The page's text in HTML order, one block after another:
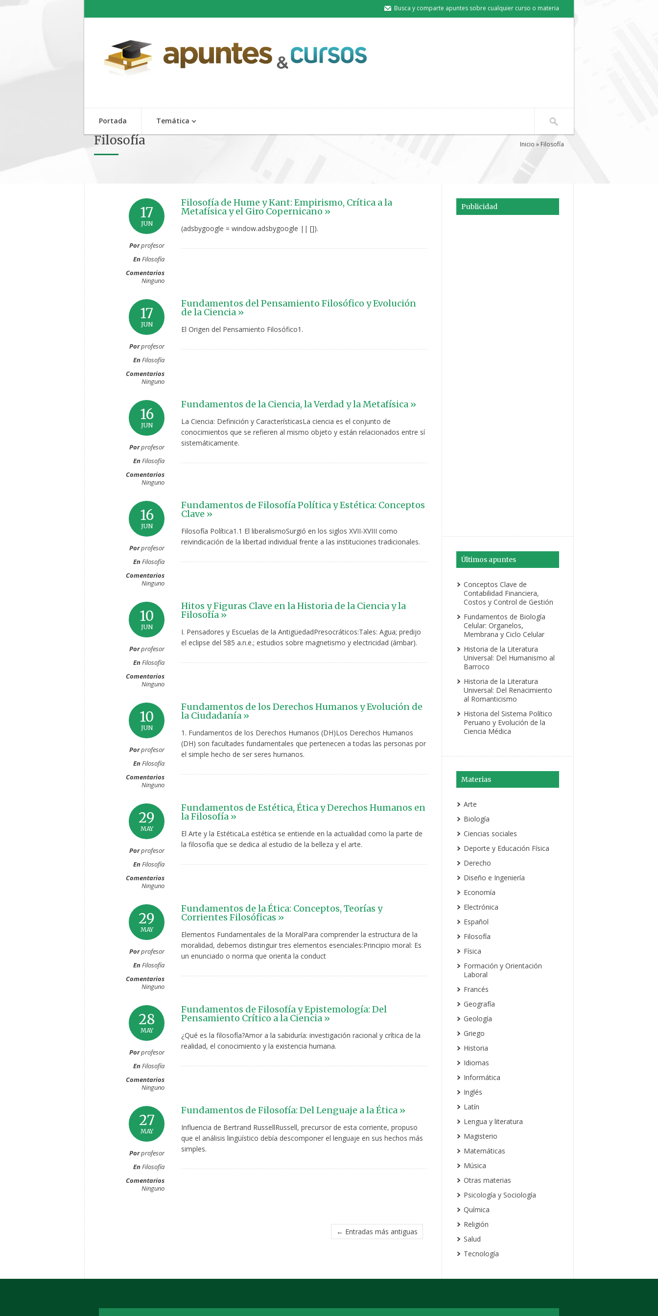
Busca y comparte apuntes sobre cualquier curso o materia
Portada Temática
Filosofía Inicio » Filosofía
17
JUN
Porprofesor
EnFilosofía
Comentarios
Ninguno
Filosofía de Hume y Kant: Empirismo, Crítica a la
Metafísica y el Giro Copernicano »
(adsbygoogle = window.adsbygoogle || []).
17
JUN
Porprofesor
EnFilosofía
Comentarios
Ninguno
Fundamentos del Pensamiento Filosófico y Evolución
de la Ciencia »
El Origen del Pensamiento Filosófico1.
16
JUN
Porprofesor
EnFilosofía
Comentarios
Ninguno
Fundamentos de la Ciencia, la Verdad y la Metafísica »
La Ciencia: Definición y CaracterísticasLa ciencia es el conjunto de
conocimientos que se refieren al mismo objeto y están relacionados entre sí
sistemáticamente.
16
JUN
Porprofesor
EnFilosofía
Comentarios
Ninguno
Fundamentos de Filosofía Política y Estética: Conceptos
Clave »
Filosofía Política1.1 El liberalismoSurgió en los siglos XVII-XVIII como
reivindicación de la libertad individual frente a las instituciones tradicionales.
10
JUN
Porprofesor
EnFilosofía
Comentarios
Ninguno
Hitos y Figuras Clave en la Historia de la Ciencia y la
Filosofía »
I. Pensadores y Escuelas de la AntigüedadPresocráticos:Tales: Agua; predijo
el eclipse del 585 a.n.e.; estudios sobre magnetismo y electricidad (ámbar).
10
JUN
Porprofesor
EnFilosofía
Comentarios
Ninguno
Fundamentos de los Derechos Humanos y Evolución de
la Ciudadanía »
1. Fundamentos de los Derechos Humanos (DH)Los Derechos Humanos
(DH) son facultades fundamentales que pertenecen a todas las personas por
el simple hecho de ser seres humanos.
29
MAY
Porprofesor
EnFilosofía
Comentarios
Ninguno
Fundamentos de Estética, Ética y Derechos Humanos en
la Filosofía »
El Arte y la EstéticaLa estética se entiende en la actualidad como la parte de
la filosofía que se dedica al estudio de la belleza y el arte.
29
MAY
Porprofesor
EnFilosofía
Comentarios
Ninguno
Fundamentos de la Ética: Conceptos, Teorías y
Corrientes Filosóficas »
Elementos Fundamentales de la MoralPara comprender la estructura de la
moralidad, debemos distinguir tres elementos esenciales:Principio moral: Es
un enunciado o norma que orienta la conduct
28
MAY
Porprofesor
EnFilosofía
Comentarios
Ninguno
Fundamentos de Filosofía y Epistemología: Del
Pensamiento Crítico a la Ciencia »
¿Qué es la filosofía?Amor a la sabiduría: investigación racional y crítica de la
realidad, el conocimiento y la existencia humana.
27
MAY
Porprofesor
EnFilosofía
Comentarios
Ninguno
Fundamentos de Filosofía: Del Lenguaje a la Ética »
Influencia de Bertrand RussellRussell, precursor de esta corriente, propuso
que el análisis lingüístico debía descomponer el lenguaje en sus hechos más
simples.
← Entradas más antiguas
Publicidad
Últimos apuntes
Conceptos Clave de
Contabilidad Financiera,
Costos y Control de Gestión
Fundamentos de Biología
Celular: Organelos,
Membrana y Ciclo Celular
Historia de la Literatura
Universal: Del Humanismo al
Barroco
Historia de la Literatura
Universal: Del Renacimiento
al Romanticismo
Historia del Sistema Político
Peruano y Evolución de la
Ciencia Médica
Materias
Arte
Biología
Ciencias sociales
Deporte y Educación Física
Derecho
Diseño e Ingeniería
Economía
Electrónica
Español
Filosofía
Física
Formación y Orientación
Laboral
Francés
Geografía
Geología
Griego
Historia
Idiomas
Informática
Inglés
Latín
Lengua y literatura
Magisterio
Matemáticas
Música
Otras materias
Psicología y Sociología
Química
Religión
Salud
Tecnología